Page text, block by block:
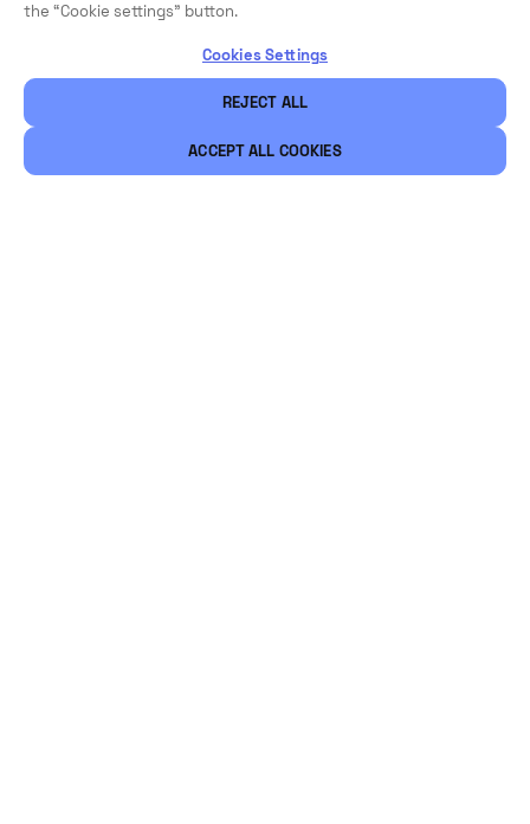
the “Cookie settings” button.
Cookies Settings
REJECT ALL
ACCEPT ALL COOKIES